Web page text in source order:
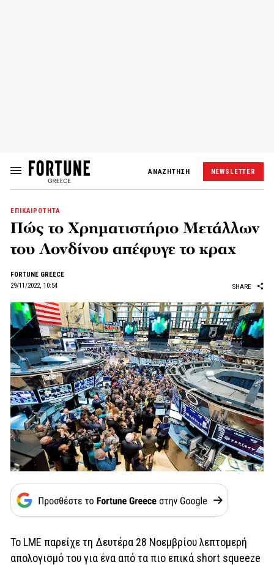
ΑΝΑΖΗΤΗΣΗ NEWSLETTER
ΕΠΙΚΑΙΡΟΤΗΤΑ
Πώς το Χρηματιστήριο Μετάλλων
του Λονδίνου απέφυγε το κραχ
FORTUNE GREECE
29/11/2022, 10:54
SHARE
Το LME παρείχε τη Δευτέρα 28 Νοεμβρίου λεπτομερή
απολογισμό του για ένα από τα πιο επικά short squeeze